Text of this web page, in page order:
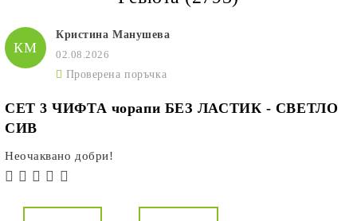
КМ
Кристина Манушева
02.08.2026
Проверена поръчка
СЕТ 3 ЧИФТА чорапи БЕЗ ЛАСТИК - СВЕТЛО
СИВ
Неочаквано добри!